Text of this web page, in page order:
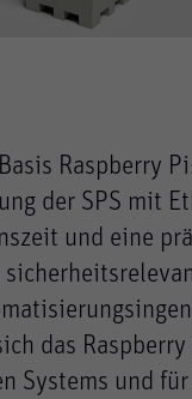
Raspberry
der SPS mit
und eine
das
Systems und